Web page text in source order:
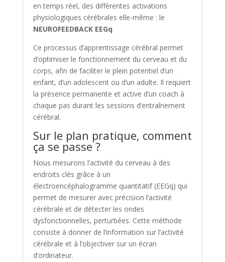
en temps réel, des différentes activations
physiologiques cérébrales elle-même : le
NEUROFEEDBACK EEGq
Ce processus d’apprentissage cérébral permet
d’optimiser le fonctionnement du cerveau et du
corps, afin de faciliter le plein potentiel d’un
enfant, d’un adolescent ou d’un adulte. Il requiert
la présence permanente et active d’un coach à
chaque pas durant les sessions d’entraînement
cérébral.
Sur le plan pratique, comment
ça se passe ?
Nous mesurons l’activité du cerveau à des
endroits clés grâce à un
électroencéphalogramme quantitatif (EEGq) qui
permet de mesurer avec précision l’activité
cérébrale et de détecter les ondes
dysfonctionnelles, perturbées. Cette méthode
consiste à donner de l’information sur l’activité
cérébrale et à l’objectiver sur un écran
d’ordinateur.